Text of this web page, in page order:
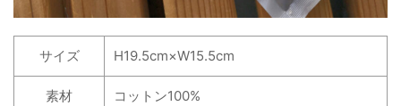
サイズ H19.5cm×W15.5cm
素材 コットン100%